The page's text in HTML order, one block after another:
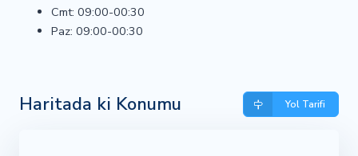
Cmt: 09:00-00:30
Paz: 09:00-00:30
Haritada ki Konumu Yol Tarifi